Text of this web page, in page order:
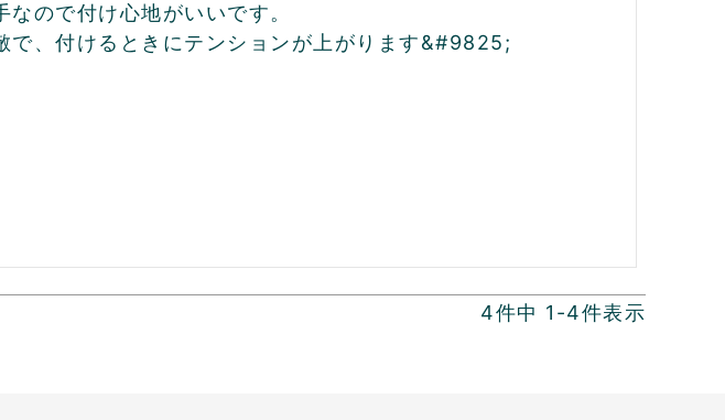
ので付け心地がいいです。
で、付けるときにテンションが上がります&#9825;
4件中 1 -4件表示